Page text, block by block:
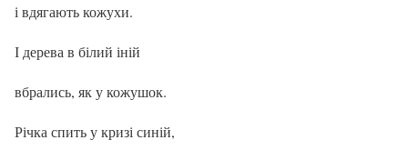
і вдягають кожухи.
І дерева в білий іній
вбрались, як у кожушок.
Річка спить у кризі синій,